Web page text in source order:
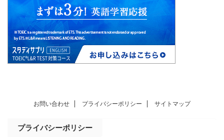
お問い合わせ プライバシーポリシー サイトマップ
プライバシーポリシー